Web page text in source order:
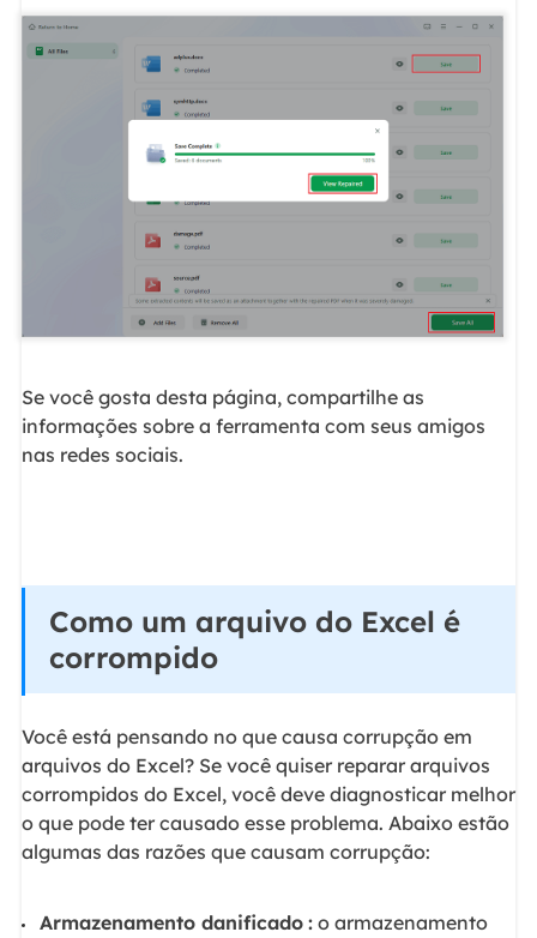
Se você gosta desta página, compartilhe as
informações sobre a ferramenta com seus amigos
nas redes sociais.
Como um arquivo do Excel é
corrompido
Você está pensando no que causa corrupção em
arquivos do Excel? Se você quiser reparar arquivos
corrompidos do Excel, você deve diagnosticar melhor
o que pode ter causado esse problema. Abaixo estão
algumas das razões que causam corrupção:
Armazenamento danificado :o armazenamento